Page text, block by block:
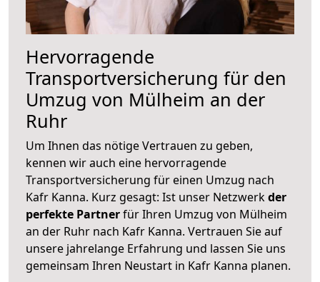
Hervorragende
Transportversicherung für den
Umzug von Mülheim an der
Ruhr
Um Ihnen das nötige Vertrauen zu geben,
kennen wir auch eine hervorragende
Transportversicherung für einen Umzug nach
Kafr Kanna. Kurz gesagt: Ist unser Netzwerkder
perfekte Partnerfür Ihren Umzug von Mülheim
an der Ruhr nach Kafr Kanna. Vertrauen Sie auf
unsere jahrelange Erfahrung und lassen Sie uns
gemeinsam Ihren Neustart in Kafr Kanna planen.